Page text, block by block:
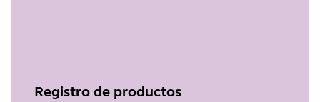
Registro de productos